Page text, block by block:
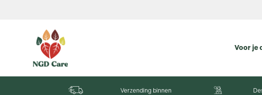
Voor je
Verzending binnen